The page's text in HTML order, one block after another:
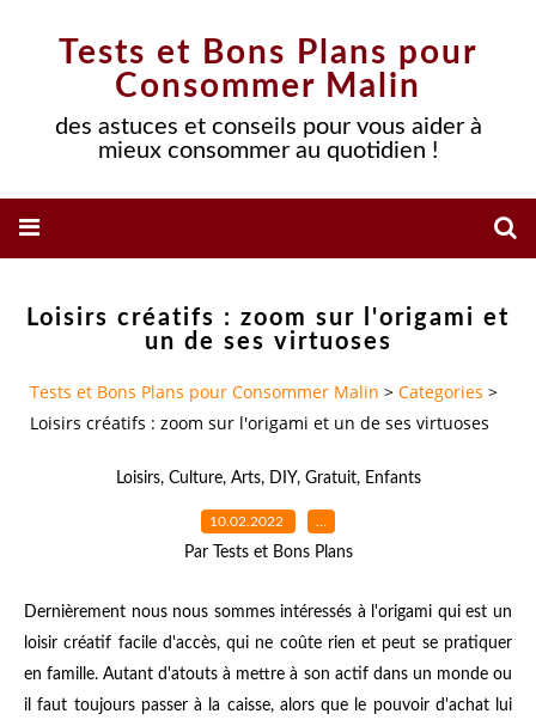
Tests et Bons Plans pour
Consommer Malin
des astuces et conseils pour vous aider à
mieux consommer au quotidien !
Loisirs créatifs : zoom sur l'origami et
un de ses virtuoses
Tests et Bons Plans pour Consommer Malin > Categories >
Loisirs créatifs : zoom sur l'origami et un de ses virtuoses
Loisirs, Culture, Arts, DIY, Gratuit, Enfants
10.02.2022 …
Par Tests et Bons Plans
Dernièrement nous nous sommes intéressés à l'origami qui est un
loisir créatif facile d'accès, qui ne coûte rien et peut se pratiquer
en famille. Autant d'atouts à mettre à son actif dans un monde ou
il faut toujours passer à la caisse, alors que le pouvoir d'achat lui